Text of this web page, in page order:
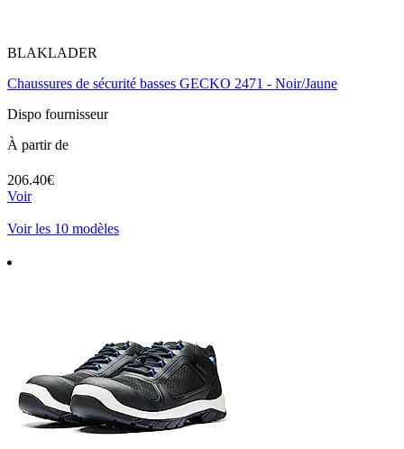
BLAKLADER
Chaussures de sécurité basses GECKO 2471 - Noir/Jaune
Dispo fournisseur
À partir de
206.40€
Voir
Voir les 10 modèles